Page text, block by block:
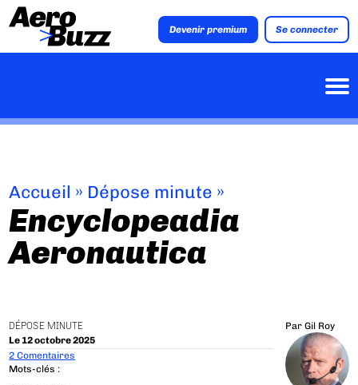
Devenir premium Se connecter
Accueil » Dépose minute »
Encyclopeadia
Aeronautica
DÉPOSE MINUTE
Le 12 octobre 2025
Par Gil Roy
2 Comentaires
Mots-clés :